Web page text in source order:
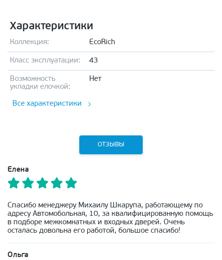
Характеристики
Коллекция: EcoRich
Класс эксплуатации: 43
Возможность
укладки елочкой:
Нет
Все характеристики
ОТЗЫВЫ
Елена
Спасибо менеджеру Михаилу Шкарупа, работающему по
адресу Автомобольная, 10, за квалифицированную помощь
в подборе межкомнатных и входных дверей. Очень
осталась довольна его работой, большое спасибо!
Ольга